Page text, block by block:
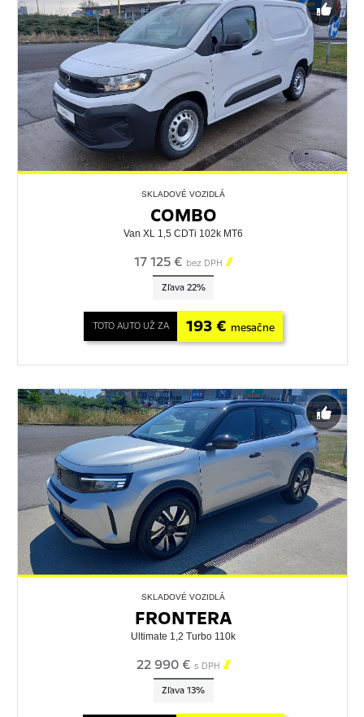
SKLADOVÉ VOZIDLÁ
COMBO
Van XL 1,5 CDTi 102k MT6
17 125 € bez DPH 
Zľava 22%
TOTO AUTO UŽ ZA 193 € mesačne
SKLADOVÉ VOZIDLÁ
FRONTERA
Ultimate 1,2 Turbo 110k
22 990 € s DPH 
Zľava 13%